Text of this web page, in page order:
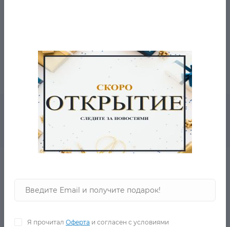
40°, гладить при температуре до 110°, допускается
машинная сушка при низкой температуре
Рекомендуемые товары
Я прочитал Оферта и согласен с условиями